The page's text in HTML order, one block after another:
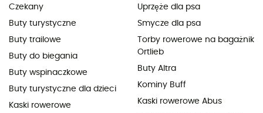
Czekany
Buty turystyczne
Buty trailowe
Buty do biegania
Buty wspinaczkowe
Buty turystyczne dla dzieci
Kaski rowerowe
Uprzęże dla psa
Smycze dla psa
Torby rowerowe na bagażnik
Ortlieb
Buty Altra
Kominy Buff
Kaski rowerowe Abus